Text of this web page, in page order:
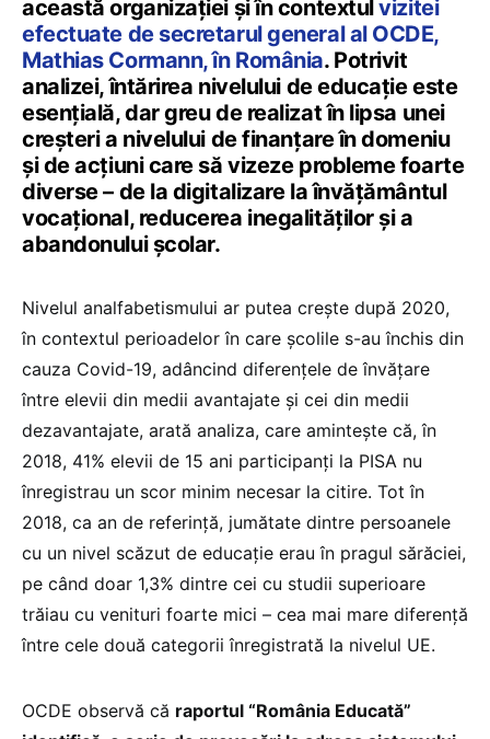
această organizației și în contextulvizitei
efectuate de secretarul general al OCDE,
Mathias Cormann, în România. Potrivit
analizei, întărirea nivelului de educație este
esențială, dar greu de realizat în lipsa unei
creșteri a nivelului de finanțare în domeniu
și de acțiuni care să vizeze probleme foarte
diverse – de la digitalizare la învățământul
vocațional, reducerea inegalităților și a
abandonului școlar.
Nivelul analfabetismului ar putea crește după 2020,
în contextul perioadelor în care școlile s-au închis din
cauza Covid-19, adâncind diferențele de învățare
între elevii din medii avantajate și cei din medii
dezavantajate, arată analiza, care amintește că, în
2018, 41% elevii de 15 ani participanți la PISA nu
înregistrau un scor minim necesar la citire. Tot în
2018, ca an de referință, jumătate dintre persoanele
cu un nivel scăzut de educație erau în pragul sărăciei,
pe când doar 1,3% dintre cei cu studii superioare
trăiau cu venituri foarte mici – cea mai mare diferență
între cele două categorii înregistrată la nivelul UE.
OCDE observă că raportul “România Educată”